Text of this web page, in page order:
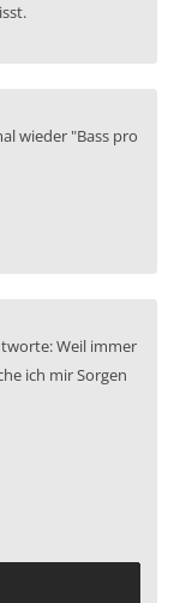
wieder "Bass pro
Weil immer
ich mir Sorgen